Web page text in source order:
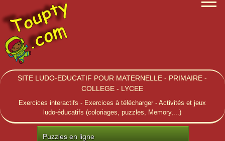
SITE LUDO-EDUCATIF POUR MATERNELLE - PRIMAIRE -
COLLEGE - LYCEE
Exercices interactifs - Exercices à télécharger - Activités et jeux
ludo-éducatifs (coloriages, puzzles, Memory,...)
Puzzles en ligne